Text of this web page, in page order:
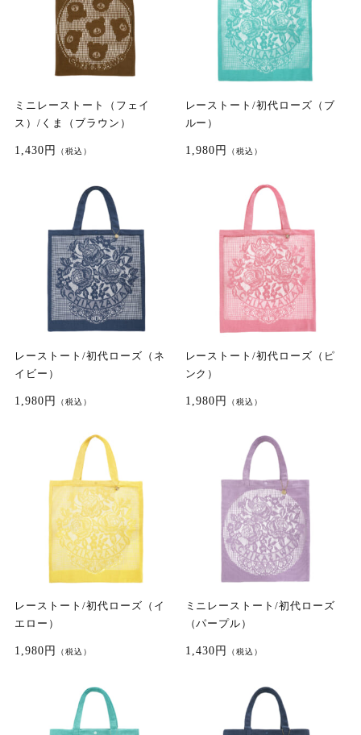
ミニレーストート（フェイ
ス）/くま（ブラウン）
1,430円 （税込）
レーストート/初代ローズ（ブ
ルー）
1,980円 （税込）
レーストート/初代ローズ（ネ
イビー）
1,980円 （税込）
レーストート/初代ローズ（ピ
ンク）
1,980円 （税込）
レーストート/初代ローズ（イ
エロー）
1,980円 （税込）
ミニレーストート/初代ローズ
（パープル）
1,430円 （税込）